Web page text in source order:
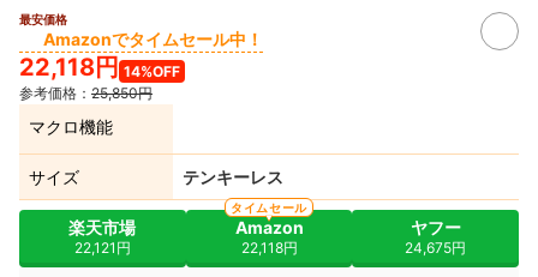
最安価格
Amazonでタイムセール中！
22,118円 14%OFF
参考価格： 25,850円
マクロ機能
サイズ テンキーレス
楽天市場
22,121円
Amazon
22,118円
タイムセール
ヤフー
24,675円